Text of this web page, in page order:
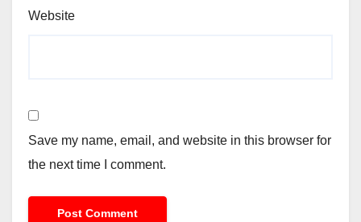
Website
Save my name, email, and website in this browser for
the next time I comment.